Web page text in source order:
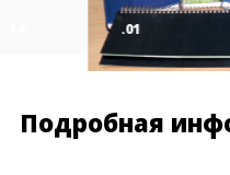
.01
Подробная